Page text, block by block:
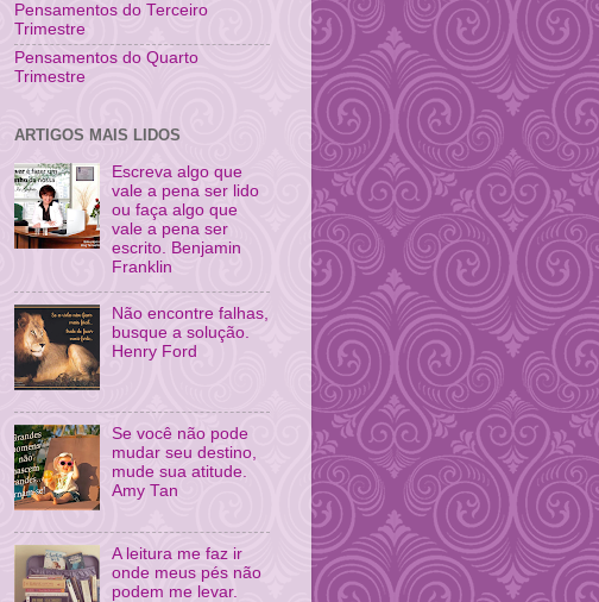
Pensamentos do Terceiro
Trimestre
Pensamentos do Quarto
Trimestre
ARTIGOS MAIS LIDOS
Escreva algo que
vale a pena ser lido
ou faça algo que
vale a pena ser
escrito. Benjamin
Franklin
Não encontre falhas,
busque a solução.
Henry Ford
Se você não pode
mudar seu destino,
mude sua atitude.
Amy Tan
A leitura me faz ir
onde meus pés não
podem me levar.